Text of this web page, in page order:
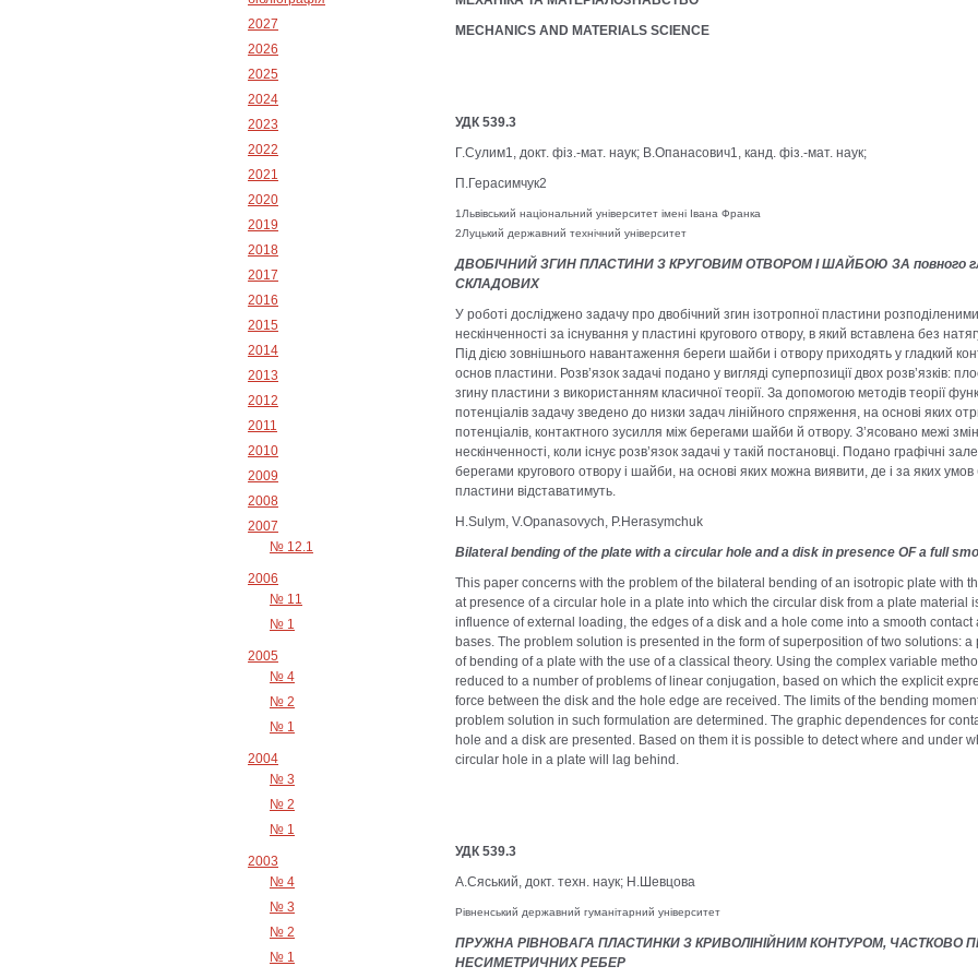
2027
2026
2025
2024
2023
2022
2021
2020
2019
2018
2017
2016
2015
2014
2013
2012
2011
2010
2009
2008
2007
№ 12.1
2006
№ 11
№ 1
2005
№ 4
№ 2
№ 1
2004
№ 3
№ 2
№ 1
2003
№ 4
№ 3
№ 2
№ 1
MECHANICS AND MATERIALS SCIENCE
УДК 539.3
Г.Сулим1, докт. фіз.-мат. наук; В.Опанасович1, канд. фіз.-мат. наук;
П.Герасимчук2
1Львівський національний університет імені Івана Франка
2Луцький державний технічний університет
ДВОБІЧНИЙ ЗГИН ПЛАСТИНИ З КРУГОВИМ ОТВОРОМ І ШАЙБОЮ ЗА повного
СКЛАДОВИХ
У роботі досліджено задачу про двобічний згин ізотропної пластини
нескінченності за існування у пластині кругового отвору, в який вставлена без
Під дією зовнішнього навантаження береги шайби і отвору приходять у гладкий
основ пластини. Розв’язок задачі подано у вигляді суперпозиції двох розв’язків:
згину пластини з використанням класичної теорії. За допомогою методів теорії
потенціалів задачу зведено до низки задач лінійного спряження, на основі яких
потенціалів, контактного зусилля між берегами шайби й отвору. З’ясовано межі
нескінченності, коли існує розв’язок задачі у такій постановці. Подано графічні
берегами кругового отвору і шайби, на основі яких можна виявити, де і за яких
пластини відставатимуть.
H.Sulym, V.Opanasovych, P.Herasymchuk
Bilateral bending of the plate with a circular hole and a disk in presence OF a full
This paper concerns with the problem of the bilateral bending of an isotropic plate with
at presence of a circular hole in a plate into which the circular disk from a plate material
influence of external loading, the edges of a disk and a hole come into a smooth
bases. The problem solution is presented in the form of superposition of two solutions:
of bending of a plate with the use of a classical theory. Using the complex variable
reduced to a number of problems of linear conjugation, based on which the explicit
force between the disk and the hole edge are received. The limits of the bending
problem solution in such formulation are determined. The graphic dependences for
hole and a disk are presented. Based on them it is possible to detect where and under
circular hole in a plate will lag behind.
УДК 539.3
А.Сяський, докт. техн. наук; Н.Шевцова
Рівненський державний гуманітарний університет
ПРУЖНА РІВНОВАГА ПЛАСТИНКИ З КРИВОЛІНІЙНИМ КОНТУРОМ, ЧАСТКОВО
НЕСИМЕТРИЧНИХ РЕБЕР